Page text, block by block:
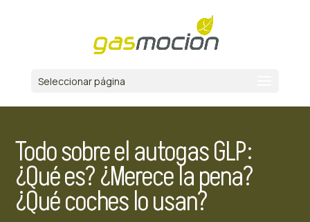
Seleccionar página
Todo sobre el autogas GLP:
¿Qué es? ¿Merece la pena?
¿Qué coches lo usan?